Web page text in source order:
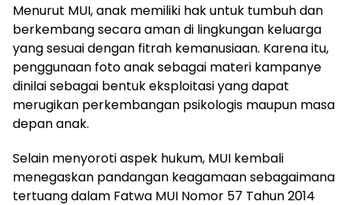
Menurut MUI, anak memiliki hak untuk tumbuh dan
berkembang secara aman di lingkungan keluarga
yang sesuai dengan fitrah kemanusiaan. Karena itu,
penggunaan foto anak sebagai materi kampanye
dinilai sebagai bentuk eksploitasi yang dapat
merugikan perkembangan psikologis maupun masa
depan anak.
Selain menyoroti aspek hukum, MUI kembali
menegaskan pandangan keagamaan sebagaimana
tertuang dalam Fatwa MUI Nomor 57 Tahun 2014